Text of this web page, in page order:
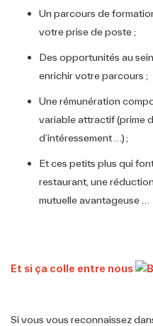
Un parcours de
votre prise de poste ;
Des opportunités au
enrichir votre parcours ;
Une rémunération
variable attractif (prime
d’intéressement …) ;
Et ces petits plus qui
restaurant, une
mutuelle avantageuse …
Et si ça colle entre nous
Si vous vous reconnaissez